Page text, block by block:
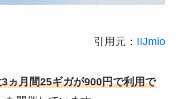
引用元： IIJmio
ヵ月間25ギガが900円で利用で